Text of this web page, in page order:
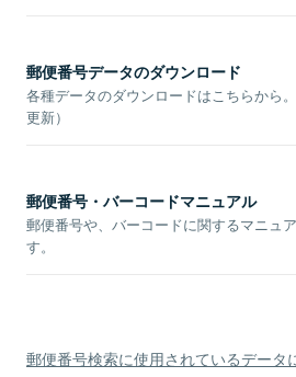
郵便番号データのダウンロード
各種データのダウンロードはこちらから
更新）
郵便番号・バーコードマニュアル
郵便番号や、バーコードに関するマニュ
す。
郵便番号検索に使用されているデータ